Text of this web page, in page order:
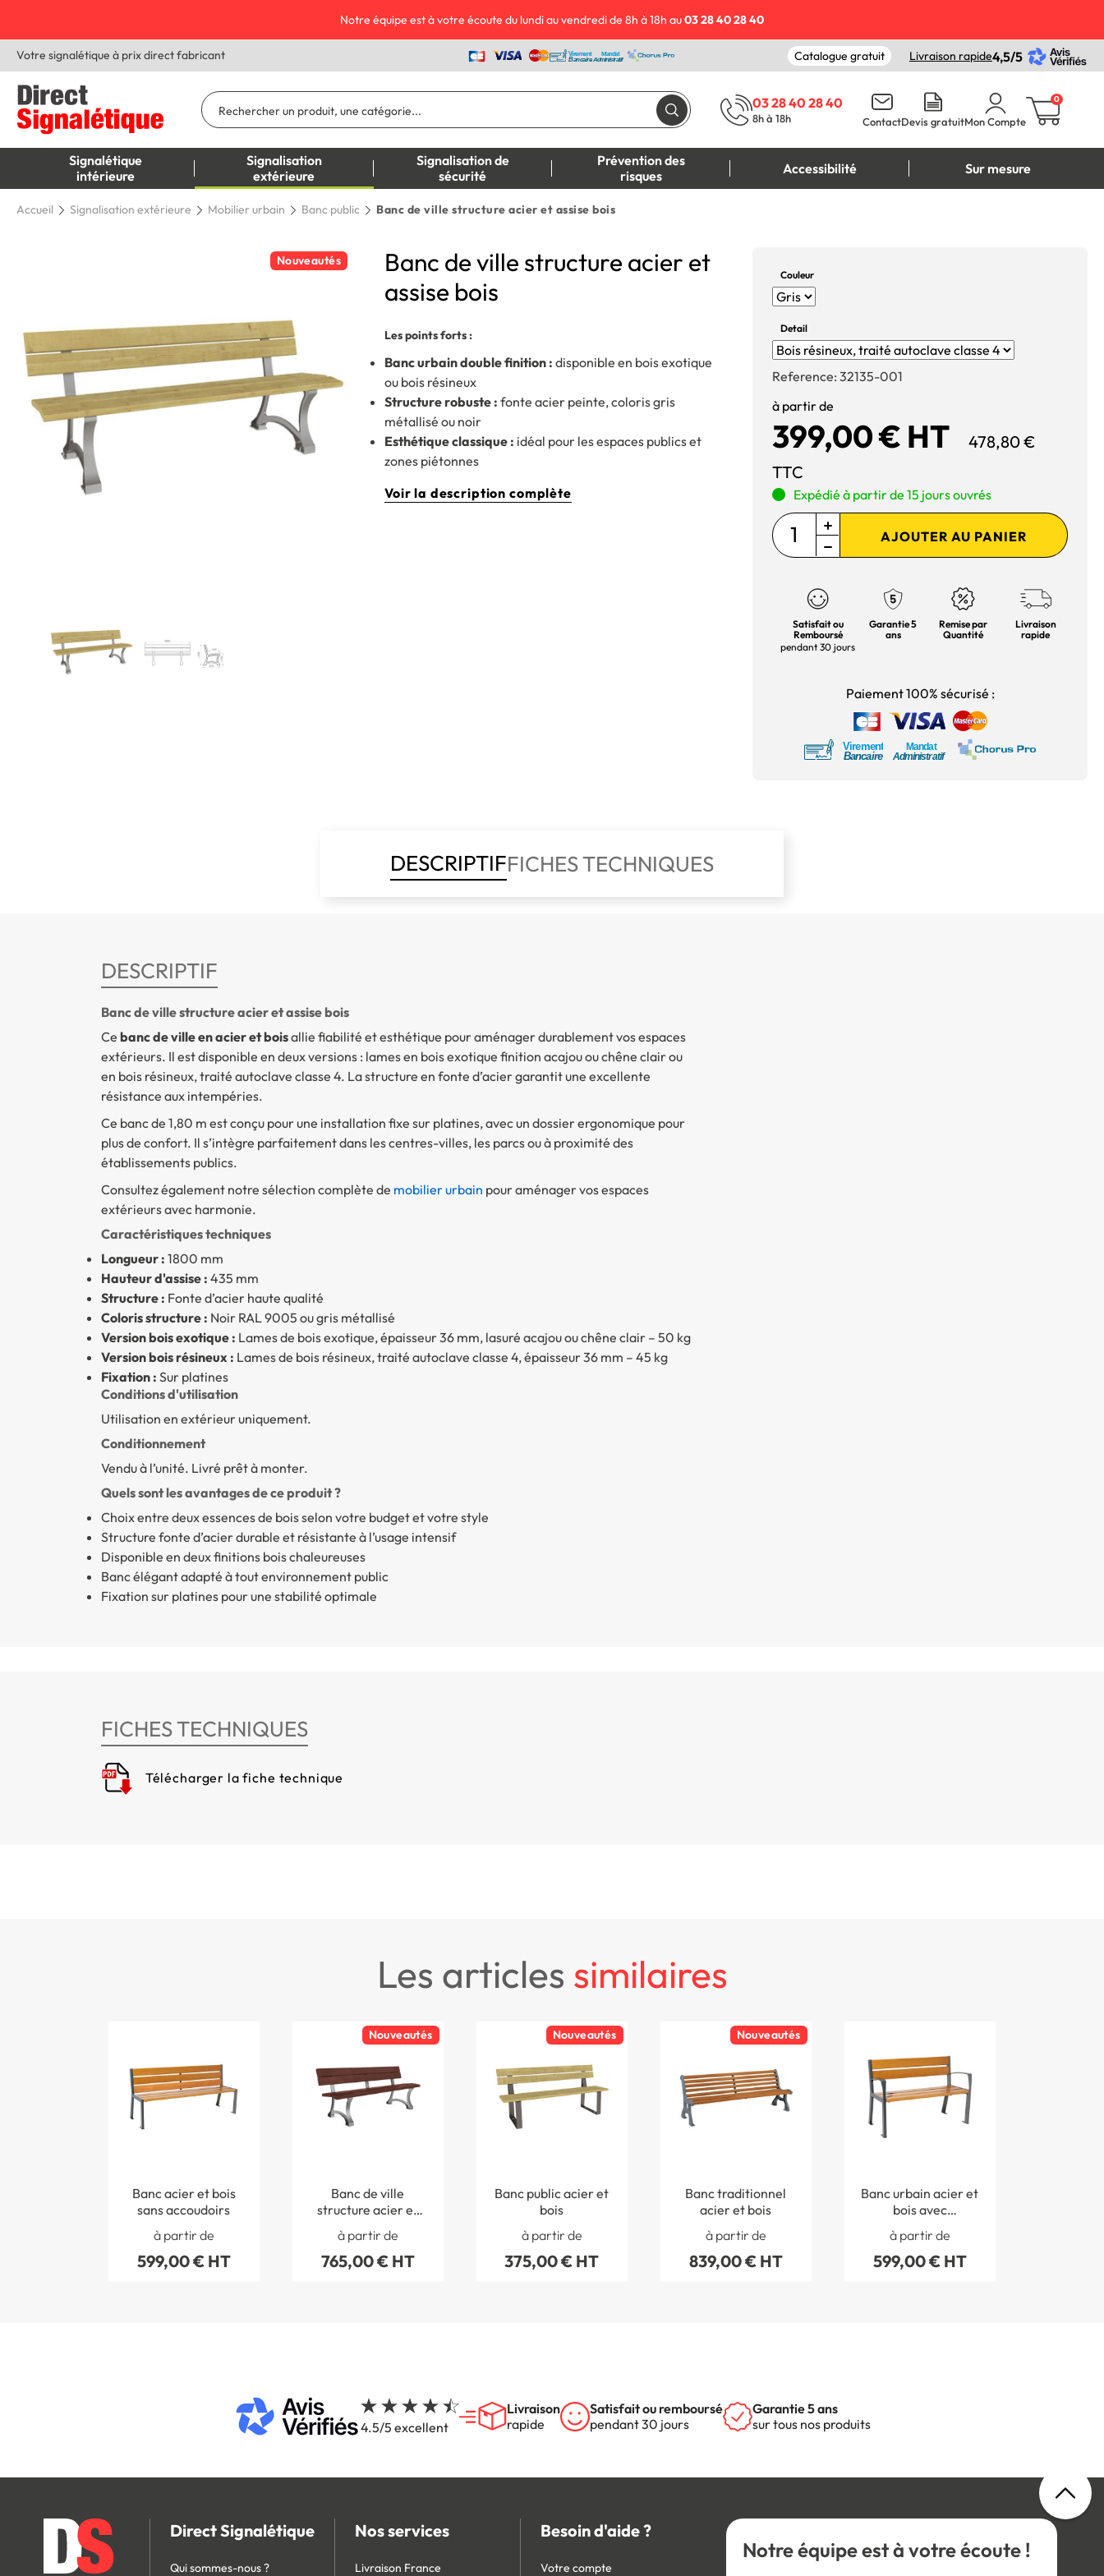
Notre équipe est à votre écoute du lundi au vendredi de 8h à 18h au03 28 40 28 40
Votre signalétique à prix direct fabricant Catalogue gratuit Livraison rapide4,5/5
03 28 40 28 40
8h à 18h ContactDevis gratuitMon Compte
0
Signalétique
intérieure
Signalisation
extérieure
Signalisation de
sécurité
Prévention des
risques
Accessibilité Sur mesure
Accueil Signalisation extérieure Mobilier urbain Banc public Banc de ville structure acier et assise bois
Nouveautés
Banc de ville structure acier et
assise bois
Les points forts :
Banc urbain double finition : disponible en bois exotique
ou bois résineux
Structure robuste : fonte acier peinte, coloris gris
métallisé ou noir
Esthétique classique : idéal pour les espaces publics et
zones piétonnes
Voir la description complète
Couleur
Detail
Reference: 32135-001
à partir de
399,00 € HT
478,80 €
TTC
Expédié à partir de 15 jours ouvrés
AJOUTER AU PANIER
Satisfait ou
Remboursé
pendant 30 jours
Garantie 5
ans
Remise par
Quantité
Livraison
rapide
Paiement 100% sécurisé :
DESCRIPTIFFICHES TECHNIQUES
DESCRIPTIF
Banc de ville structure acier et assise bois
Ce banc de ville en acier et boisallie fiabilité et esthétique pour aménager durablement vos espaces
extérieurs. Il est disponible en deux versions : lames en bois exotique finition acajou ou chêne clair ou
en bois résineux, traité autoclave classe 4. La structure en fonte d’acier garantit une excellente
résistance aux intempéries.
Ce banc de 1,80 m est conçu pour une installation fixe sur platines, avec un dossier ergonomique pour
plus de confort. Il s’intègre parfaitement dans les centres-villes, les parcs ou à proximité des
établissements publics.
Consultez également notre sélection complète de mobilier urbain pour aménager vos espaces
extérieurs avec harmonie.
Caractéristiques techniques
Longueur : 1800 mm
Hauteur d'assise : 435 mm
Structure : Fonte d’acier haute qualité
Coloris structure : Noir RAL 9005 ou gris métallisé
Version bois exotique : Lames de bois exotique, épaisseur 36 mm, lasuré acajou ou chêne clair – 50 kg
Version bois résineux : Lames de bois résineux, traité autoclave classe 4, épaisseur 36 mm – 45 kg
Fixation : Sur platines
Conditions d'utilisation
Utilisation en extérieur uniquement.
Conditionnement
Vendu à l’unité. Livré prêt à monter.
Quels sont les avantages de ce produit ?
Choix entre deux essences de bois selon votre budget et votre style
Structure fonte d’acier durable et résistante à l’usage intensif
Disponible en deux finitions bois chaleureuses
Banc élégant adapté à tout environnement public
Fixation sur platines pour une stabilité optimale
FICHES TECHNIQUES
Télécharger la fiche technique
les articles similaires
Banc acier et bois
sans accoudoirs
à partir de
599,00 € HT
Nouveautés
Banc de ville
structure acier et
assise plastique
recyclé
à partir de
765,00 € HT
Nouveautés
Banc public acier et
bois
à partir de
375,00 € HT
Nouveautés
Banc traditionnel
acier et bois
à partir de
839,00 € HT
Banc urbain acier et
bois avec
accoudoirs
à partir de
599,00 € HT
4.5/5 excellent
Livraison
rapide
Satisfait ou remboursé
pendant 30 jours
Garantie 5 ans
sur tous nos produits
Direct Signalétique
Qui sommes-nous ?
Nos services
Livraison France
Besoin d'aide ?
Votre compte
Notre équipe est à votre écoute !